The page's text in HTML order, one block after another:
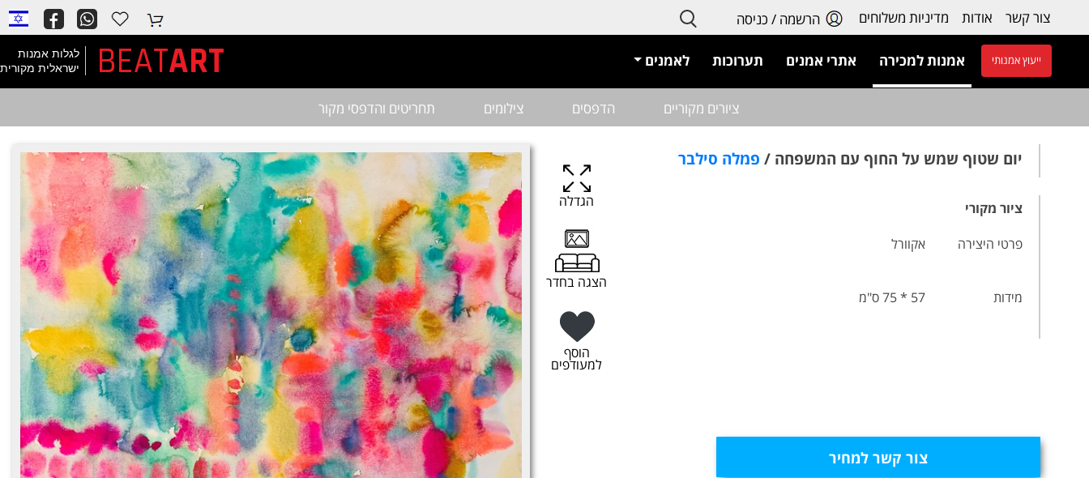
צור קשר אודות מדיניות משלוחים הרשמה / כניסה
לגלות אמנות
ישראלית מקורית
ART
BEAT ייעוץ אמנותי אמנות למכירה אתרי אמנים תערוכות לאמנים
ציורים מקוריים הדפסים צילומים תחריטים והדפסי מקור
הגדלה
הצגה בחדר
הוסף
למעודפים
יום שטוף שמש על החוף עם המשפחה / פמלה סילבר
ציור מקורי
פרטי היצירה
אקוורל
מידות 57 * 75 ס"מ
צור קשר למחיר